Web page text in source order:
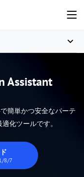
Assistant
簡単かつ安全なパーテ
化ツールです。
8/7